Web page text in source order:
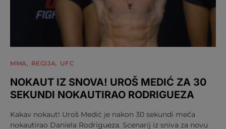
MMA REGIJA UFC
NOKAUT IZ SNOVA! UROŠ MEDIĆ ZA 30
SEKUNDI NOKAUTIRAO RODRIGUEZA
Kakav nokaut! Uroš Medić je nakon 30 sekundi meča
nokautirao Daniela Rodrigueza. Scenarij iz sniva za novu